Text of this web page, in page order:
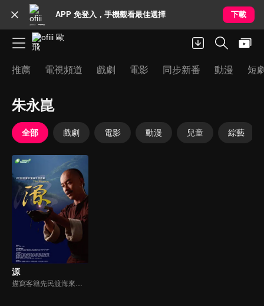
APP 免登入，手機觀看最佳選擇 下載
推薦 電視頻道 戲劇 電影 同步新番 動漫 短
朱永崑
全部 戲劇 電影 動漫 兒童 綜藝
源
描寫客籍先民渡海來台、胼手胝足拓墾新天地，並建立亞洲第一口油井的故事。吳霖芳，一個身形與長相再普通不過的凡人，他用春蠶般的堅持挖開了亞洲第一口油井，也找到心中屬於自己的一口油井，是他畢生的志業，也是生命的最後出路。